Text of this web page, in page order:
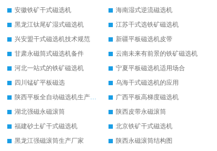
安徽铁矿干式磁选机
海南湿式逆流磁选机
黑龙江钛尾矿湿式磁选机
江苏干式选铁矿磁选机
兴安盟干式磁选机技术规范
新疆平板磁选机皮带
甘肃永磁筒式磁选机备件
云南未来有前景的铁矿磁选机
河北一站式的铁矿磁选机
宁夏平板磁选机适用场合
四川锰矿平板磁选
乌海干式磁选机的应用
陕西平板全自动磁选机生产厂家
广西平板高梯度磁选机
湖北强磁永磁滚筒
陕西皮带永磁滚筒
福建砂土矿干式磁选机
北京铁矿干式磁选机
黑龙江强磁滚筒生产厂家
陕西永磁滚筒结构图